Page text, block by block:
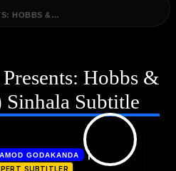
HOBBS &…
Hobbs &
Sinhala Subtitle
GODAKANDA |
SUBTITLER